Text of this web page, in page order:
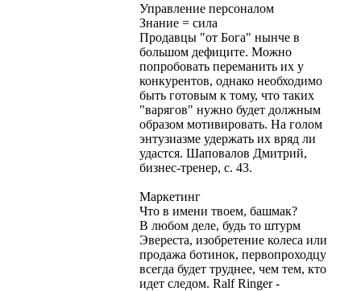
Управление персоналом
Знание = сила
Продавцы "от Бога" нынче в
большом дефиците. Можно
попробовать переманить их у
конкурентов, однако необходимо
быть готовым к тому, что таких
"варягов" нужно будет должным
образом мотивировать. На голом
энтузиазме удержать их вряд ли
удастся. Шаповалов Дмитрий,
бизнес-тренер, с. 43.
Маркетинг
Что в имени твоем, башмак?
В любом деле, будь то штурм
Эвереста, изобретение колеса или
продажа ботинок, первопроходцу
всегда будет труднее, чем тем, кто
идет следом. Ralf Ringer -